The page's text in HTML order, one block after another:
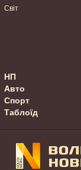
Світ
НП
Авто
Спорт
Таблоїд